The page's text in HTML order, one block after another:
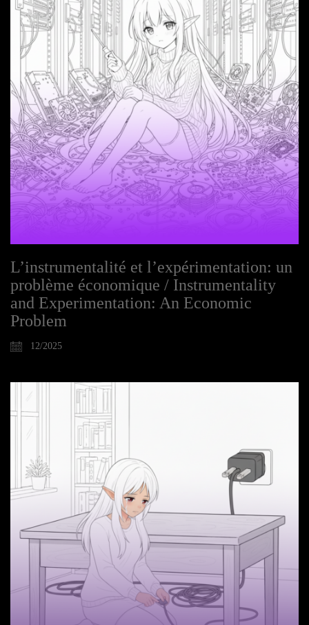
L’instrumentalité et l’expérimentation: un
problème économique / Instrumentality
and Experimentation: An Economic
Problem
12/2025